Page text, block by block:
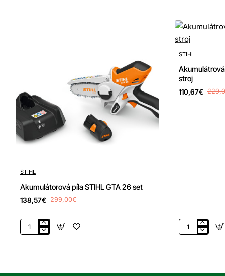
Doprava zdarma
-54%
STIHL
Akumulátorová píla STIHL GTA 26 set
138,57€ 299,00€
Akumulátorová
-52%
STIHL
stroj
110,67€